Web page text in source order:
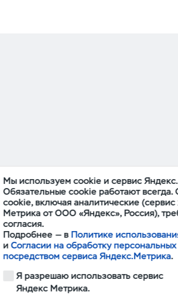
Комфорт
Мы используем cookie и сервис
Обязательные cookie работают всегда.
cookie, включая аналитические
Метрика от ООО «Яндекс», Россия),
согласия.
Подробнее — в Политике
иСогласии на обработку
посредством сервиса Яндекс.Метрика.
Я разрешаю использовать сервис
Яндекс Метрика.